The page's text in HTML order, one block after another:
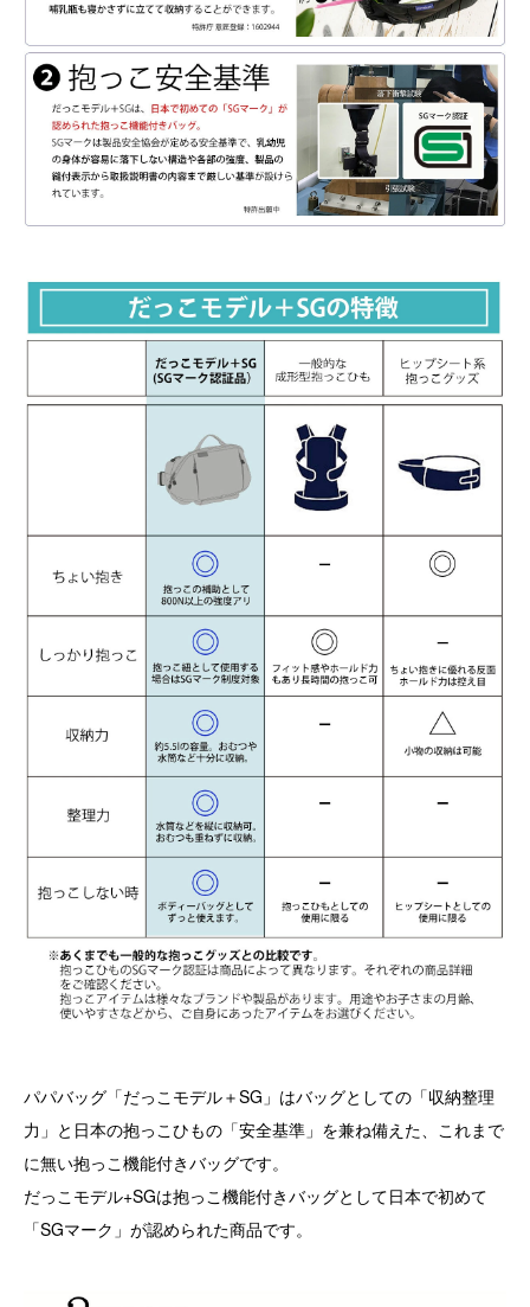
パパバッグ「だっこモデル＋SG」はバッグとしての「収納整理
力」と日本の抱っこひもの「安全基準」を兼ね備えた、これまで
に無い抱っこ機能付きバッグです。
だっこモデル+SGは抱っこ機能付きバッグとして日本で初めて
「SGマーク」が認められた商品です。